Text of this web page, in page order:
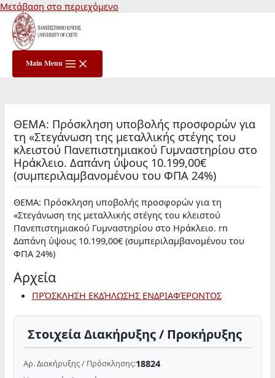
Μετάβαση στο περιεχόμενο
Main Menu
ΘΕΜΑ: Πρόσκληση υποβολής προσφορών για
τη «Στεγάνωση της μεταλλικής στέγης του
κλειστού Πανεπιστημιακού Γυμναστηρίου στο
Ηράκλειο. Δαπάνη ύψους 10.199,00€
(συμπεριλαμβανομένου του ΦΠΑ 24%)
ΘΕΜΑ: Πρόσκληση υποβολής προσφορών για τη
«Στεγάνωση της μεταλλικής στέγης του κλειστού
Πανεπιστημιακού Γυμναστηρίου στο Ηράκλειο. rn
Δαπάνη ύψους 10.199,00€ (συμπεριλαμβανομένου του
ΦΠΑ 24%)
Αρχεία
ΠΡΌΣΚΛΗΣΗ ΕΚΔΉΛΩΣΗΣ ΕΝΔΡΙΑΦΈΡΟΝΤΟΣ
Στοιχεία Διακήρυξης / Προκήρυξης
Αρ. Διακήρυξης / Πρόσκλησης:18824